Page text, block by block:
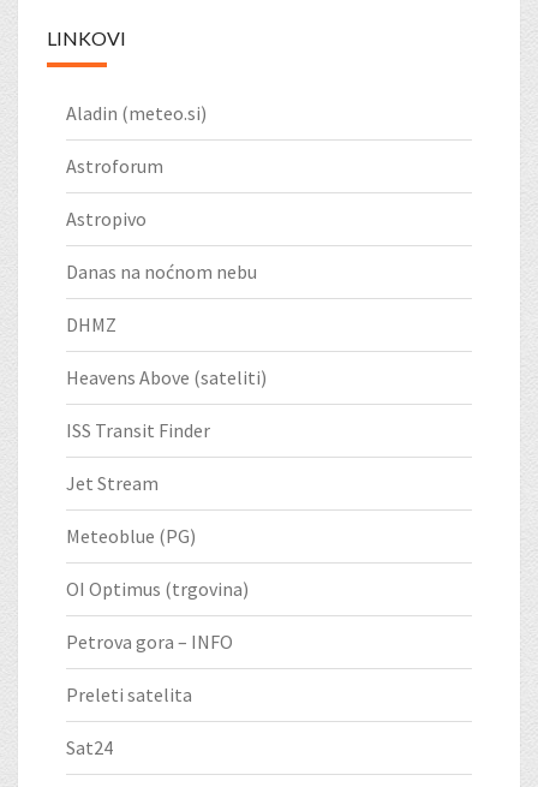
LINKOVI
Aladin (meteo.si)
Astroforum
Astropivo
Danas na noćnom nebu
DHMZ
Heavens Above (sateliti)
ISS Transit Finder
Jet Stream
Meteoblue (PG)
OI Optimus (trgovina)
Petrova gora – INFO
Preleti satelita
Sat24